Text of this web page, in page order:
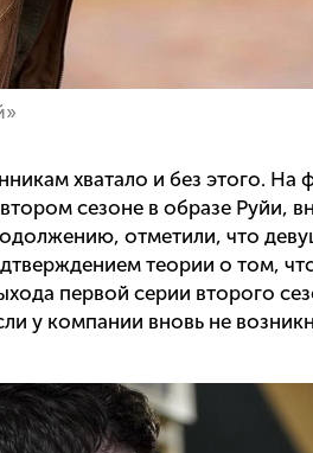
хватало и без этого. На
сезоне в образе Руйи,
отметили, что
теории о том,
первой серии второго
у компании вновь не